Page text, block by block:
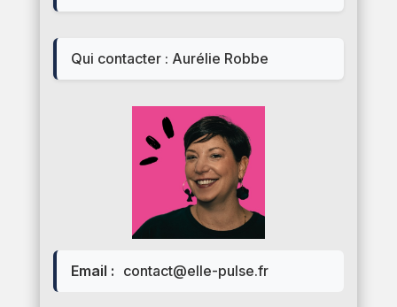
Qui contacter : Aurélie Robbe
Email : contact@elle-pulse.fr